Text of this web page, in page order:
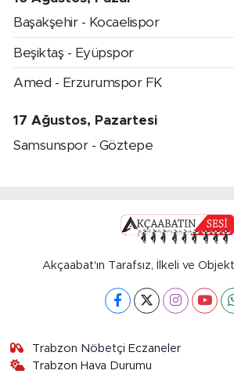
Başakşehir - Kocaelispor
Beşiktaş - Eyüpspor
Amed - Erzurumspor FK
17 Ağustos, Pazartesi
Samsunspor - Göztepe
Akçaabat'ın Tarafsız, İlkeli ve
Trabzon Nöbetçi Eczaneler
Trabzon Hava Durumu